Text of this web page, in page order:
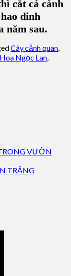
cắt cả cành
dinh
năm sau.
Cây cảnh quan,
Hoa Ngọc Lan,
VƯỜN
TRẮNG